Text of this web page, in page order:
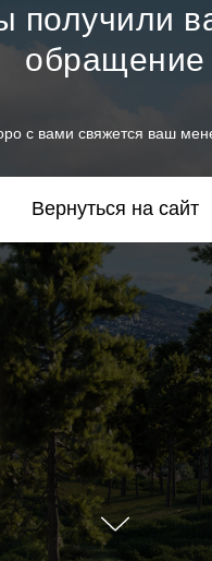
получили
обращение
с вами свяжется ваш
Вернуться на сайт